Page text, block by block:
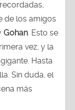
de los amigos
Gohan . Esto se
vez, y la
Hasta
Sin duda, el
más